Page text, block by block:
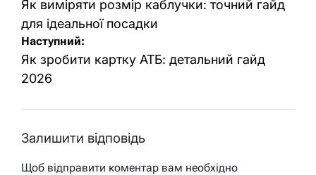
записів
Як виміряти розмір каблучки: точний гайд
для ідеальної посадки
Наступний:
Як зробити картку АТБ: детальний гайд
2026
Залишити відповідь
Щоб відправити коментар вам необхідно